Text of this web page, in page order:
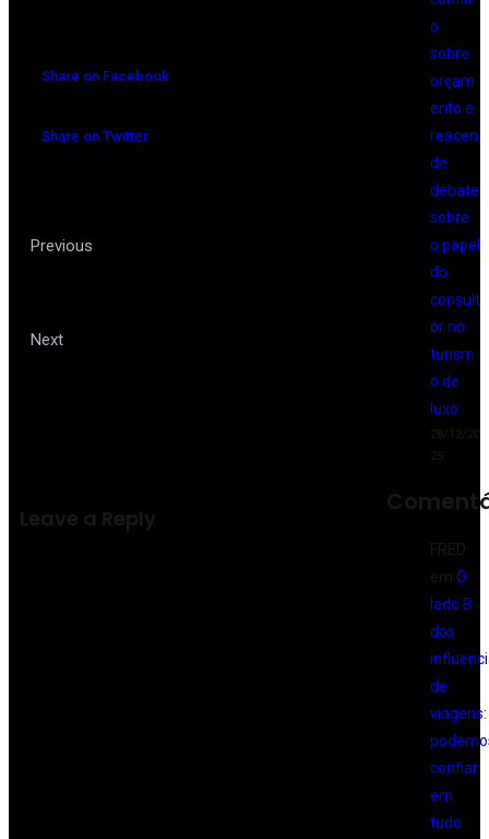
Share on Facebook
Share on Twitter
Previous
Next
Leave a Reply
o
sobre
orçam
ento e
reacen
de
debate
sobre
o papel
do
consult
or no
turism
o de
luxo
28/12/20
FRED
em O
lado B
dos
de
viagens:
confiar
em
tudo